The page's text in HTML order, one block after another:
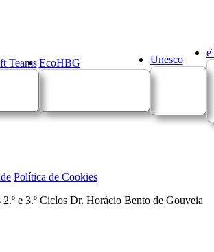
Teams EcoHBG Unesco
Política de Cookies
e 3.º Ciclos Dr. Horácio Bento de Gouveia